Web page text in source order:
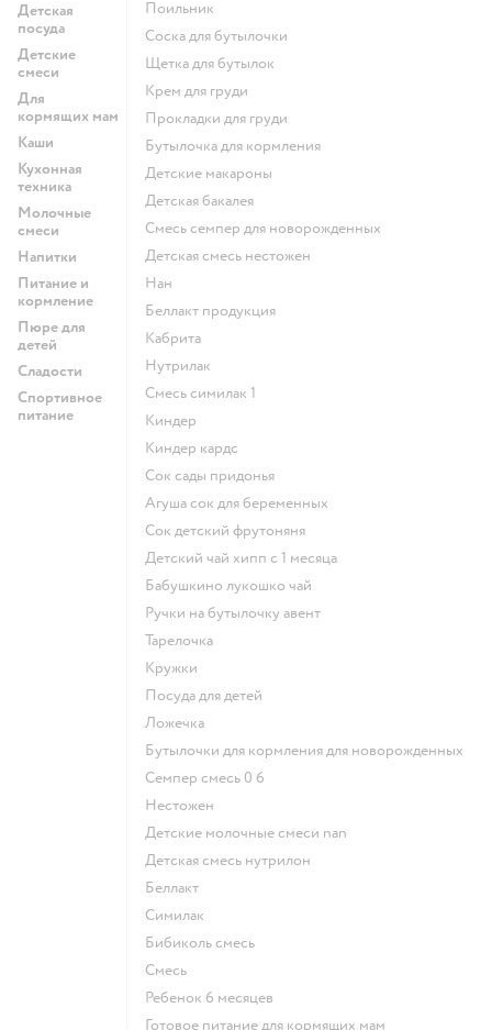
Детская
посуда
Детские
смеси
Для
кормящих мам
Каши
Кухонная
техника
Молочные
смеси
Напитки
Питание и
кормление
Пюре для
детей
Сладости
Спортивное
питание
поильник
соска для бутылочки
щетка для бутылок
крем для груди
прокладки для груди
бутылочка для кормления
детские макароны
детская бакалея
смесь семпер для новорожденных
детская смесь нестожен
нан
беллакт продукция
кабрита
нутрилак
смесь симилак 1
киндер
киндер кардс
сок сады придонья
агуша сок для беременных
сок детский фрутоняня
детский чай хипп с 1 месяца
бабушкино лукошко чай
ручки на бутылочку авент
тарелочка
кружки
посуда для детей
ложечка
бутылочки для кормления для новорожденных
семпер смесь 0 6
нестожен
Детские молочные смеси nan
детская смесь нутрилон
беллакт
симилак
бибиколь смесь
смесь
ребенок 6 месяцев
готовое питание для кормящих мам